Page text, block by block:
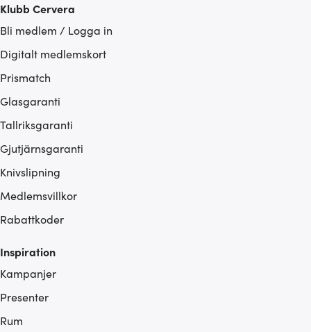
Klubb Cervera
Bli medlem / Logga in
Digitalt medlemskort
Prismatch
Glasgaranti
Tallriksgaranti
Gjutjärnsgaranti
Knivslipning
Medlemsvillkor
Rabattkoder
Inspiration
Kampanjer
Presenter
Rum